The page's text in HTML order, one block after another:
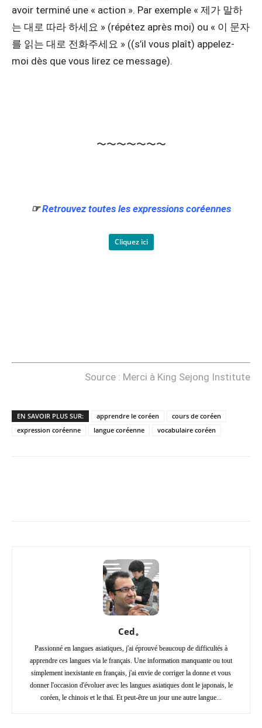
avoir terminé une « action ». Par exemple « 제가 말하
는 대로 따라 하세요 » (répétez après moi) ou « 이 문자
를 읽는 대로 전화주세요 » ((s’il vous plaît) appelez-
moi dès que vous lirez ce message).
〜〜〜〜〜〜〜
☞Retrouvez toutes les expressions coréennes
Cliquez ici
Source : Merci à King Sejong Institute
EN SAVOIR PLUS SUR: apprendre le coréen
cours de coréen
expression coréenne
langue coréenne vocabulaire coréen
Ced。
Passionné en langues asiatiques, j'ai éprouvé beaucoup de difficultés à
apprendre ces langues via le français. Une information manquante ou tout
simplement inexistante en français, j'ai envie de corriger la donne et vous
donner l'occasion d'évoluer avec les langues asiatiques dont le japonais, le
coréen, le chinois et le thaï. Et peut-être un jour une autre langue...